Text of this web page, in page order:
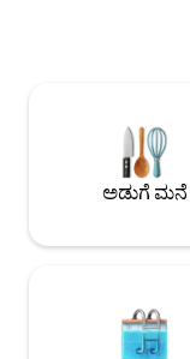
ದೃಶ್ಯಾವಳಿಗಳನ್ನು
ರಿವರ್‌ಬ್ಯಾಂಕ್‌ನಿಂದ
ಸ್ಪ್ರಿಂಗ್ಸ್‌ಗೆ ಎರಡು
ಅಡುಗೆ ಮನೆ